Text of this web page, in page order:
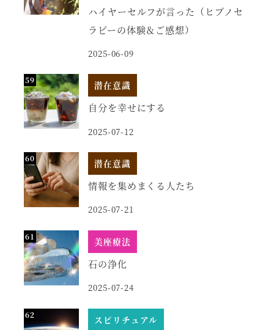
ハイヤーセルフが言った（ヒプノセ
ラピーの体験＆ご感想）
2025-06-09
潜在意識
自分を幸せにする
2025-07-12
潜在意識
情報を集めまくる人たち
2025-07-21
美座療法
石の浄化
2025-07-24
スピリチュアル